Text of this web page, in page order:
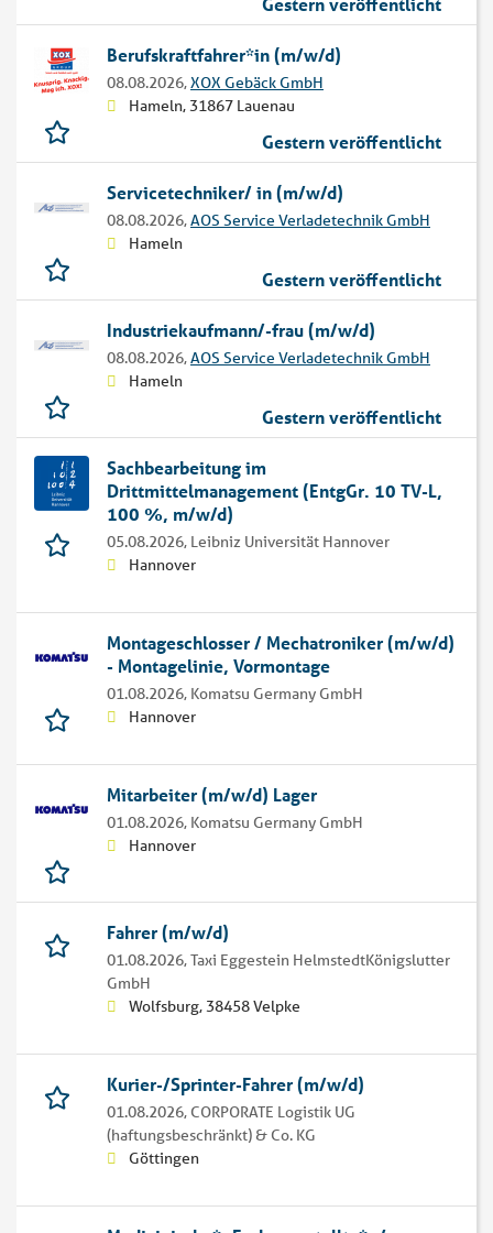
Berufskraftfahrer*in (m/w/d)
08.08.2026,XOX Gebäck GmbH
Hameln, 31867 Lauenau
Gestern veröffentlicht
Servicetechniker/ in (m/w/d)
08.08.2026,AOS Service Verladetechnik GmbH
Hameln
Gestern veröffentlicht
Industriekaufmann/-frau (m/w/d)
08.08.2026,AOS Service Verladetechnik GmbH
Hameln
Gestern veröffentlicht
Sachbearbeitung im
Drittmittelmanagement (EntgGr. 10 TV-L,
100 %, m/w/d)
05.08.2026, Leibniz Universität Hannover
Hannover
Montageschlosser / Mechatroniker (m/w/d)
- Montagelinie, Vormontage
01.08.2026, Komatsu Germany GmbH
Hannover
Mitarbeiter (m/w/d) Lager
01.08.2026, Komatsu Germany GmbH
Hannover
Fahrer (m/w/d)
01.08.2026,Taxi Eggestein HelmstedtKönigslutter
GmbH
Wolfsburg, 38458 Velpke
Kurier-/Sprinter-Fahrer (m/w/d)
01.08.2026, CORPORATE Logistik UG
(haftungsbeschränkt) & Co. KG
Göttingen